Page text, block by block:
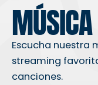
MÚSICA
Escucha nuestra
streaming
canciones.